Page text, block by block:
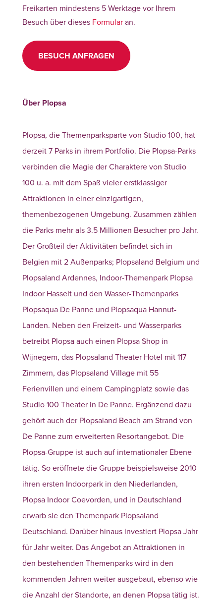
Freikarten mindestens 5 Werktage vor Ihrem
Besuch über dieses Formularan.
BESUCH ANFRAGEN
Über Plopsa
Plopsa, die Themenparksparte von Studio 100, hat
derzeit 7 Parks in ihrem Portfolio. Die Plopsa-Parks
verbinden die Magie der Charaktere von Studio
100 u. a. mit dem Spaß vieler erstklassiger
Attraktionen in einer einzigartigen,
themenbezogenen Umgebung. Zusammen zählen
die Parks mehr als 3.5 Millionen Besucher pro Jahr.
Der Großteil der Aktivitäten befindet sich in
Belgien mit 2 Außenparks; Plopsaland Belgium und
Plopsaland Ardennes, Indoor-Themenpark Plopsa
Indoor Hasselt und den Wasser-Themenparks
Plopsaqua De Panne und Plopsaqua Hannut-
Landen. Neben den Freizeit- und Wasserparks
betreibt Plopsa auch einen Plopsa Shop in
Wijnegem, das Plopsaland Theater Hotel mit 117
Zimmern, das Plopsaland Village mit 55
Ferienvillen und einem Campingplatz sowie das
Studio 100 Theater in De Panne. Ergänzend dazu
gehört auch der Plopsaland Beach am Strand von
De Panne zum erweiterten Resortangebot. Die
Plopsa-Gruppe ist auch auf internationaler Ebene
tätig. So eröffnete die Gruppe beispielsweise 2010
ihren ersten Indoorpark in den Niederlanden,
Plopsa Indoor Coevorden, und in Deutschland
erwarb sie den Themenpark Plopsaland
Deutschland. Darüber hinaus investiert Plopsa Jahr
für Jahr weiter. Das Angebot an Attraktionen in
den bestehenden Themenparks wird in den
kommenden Jahren weiter ausgebaut, ebenso wie
die Anzahl der Standorte, an denen Plopsa tätig ist.